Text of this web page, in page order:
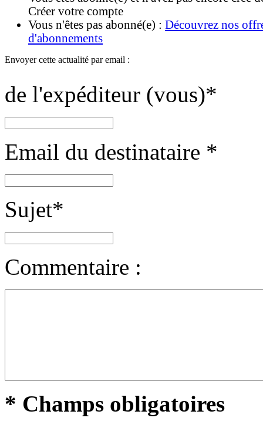
Créer votre compte
Vous n'êtes pas abonné(e) : Découvrez nos
d'abonnements
Envoyer cette actualité par email :
de l'expéditeur (vous)*
Email du destinataire *
Sujet*
Commentaire :
* Champs obligatoires